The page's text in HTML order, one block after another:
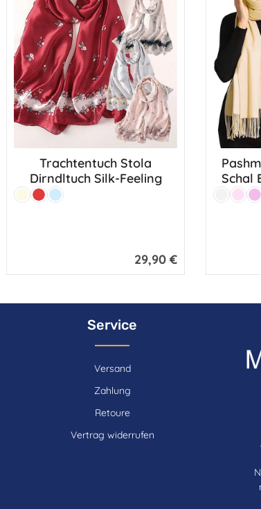
Trachtentuch Stola
Dirndltuch Silk-Feeling
Farbe:
CremeRot Eisblau
Regulärer Preis:
29,90 €
Schal
Farbe:
Weiß
Service
Versand
Zahlung
Retoure
Vertrag widerrufen